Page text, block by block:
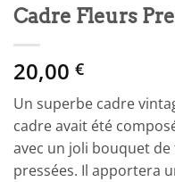
Cadre Fleurs
20,00 €
Un superbe cadre
cadre avait été
avec un joli bouquet
pressées. Il apportera